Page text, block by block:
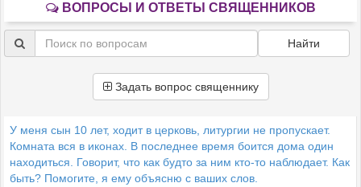
ВОПРОСЫ И ОТВЕТЫ СВЯЩЕННИКОВ
Найти
Задать вопрос священнику
У меня сын 10 лет, ходит в церковь, литургии не пропускает.
Комната вся в иконах. В последнее время боится дома один
находиться. Говорит, что как будто за ним кто-то наблюдает. Как
быть? Помогите, я ему объясню с ваших слов.